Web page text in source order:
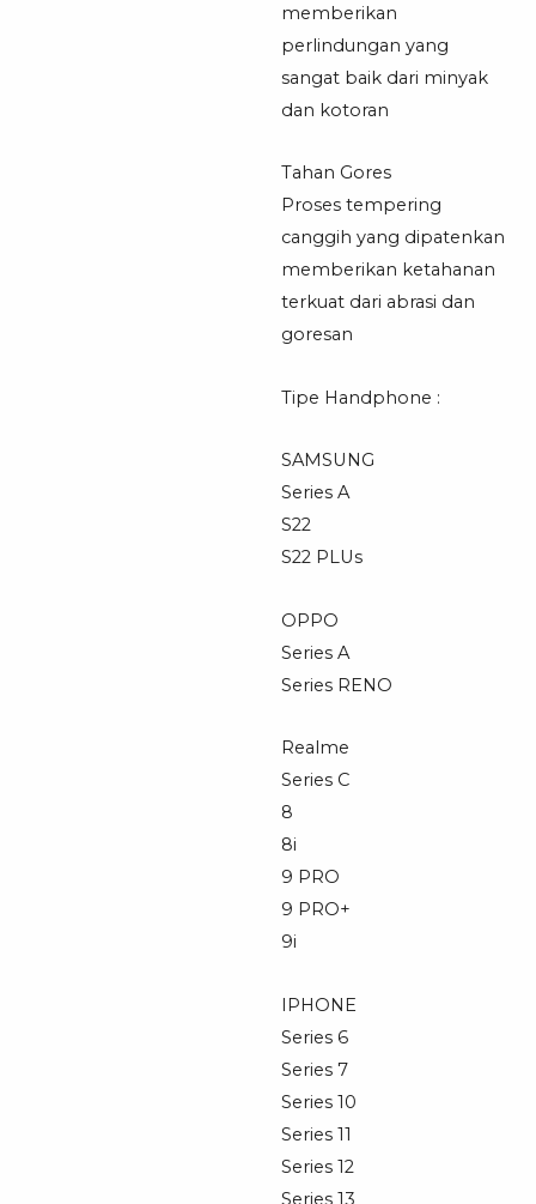
memberikan
perlindungan yang
sangat baik dari minyak
dan kotoran
Tahan Gores
Proses tempering
canggih yang dipatenkan
memberikan ketahanan
terkuat dari abrasi dan
goresan
Tipe Handphone :
SAMSUNG
Series A
S22
S22 PLUs
OPPO
Series A
Series RENO
Realme
Series C
8
8i
9 PRO
9 PRO+
9i
IPHONE
Series 6
Series 7
Series 10
Series 11
Series 12
Series 13